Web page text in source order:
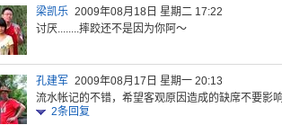
梁凯乐 2009年08月18日 星期二 17:22
讨厌........摔跤还不是因为你阿～
孔建军 2009年08月17日 星期一 20:13
流水帐记的不错，希望客观原因造成的缺席不要影
2条回复